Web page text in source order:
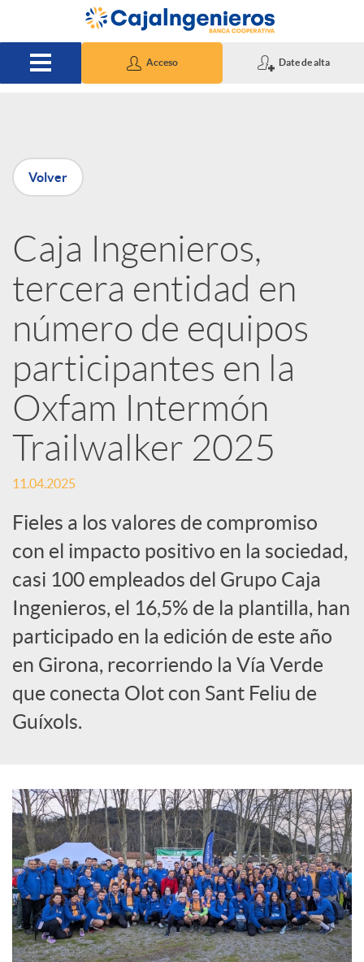
Saltar al contenido principal
Acceso Date de alta
P
u
b
l
i
c
a
d
o
r
d
e
o
n
t
Volver
Caja Ingenieros,
tercera entidad en
número de equipos
participantes en la
Oxfam Intermón
Trailwalker 2025
11.04.2025
Fieles a los valores de compromiso
con el impacto positivo en la sociedad,
casi 100 empleados del Grupo Caja
Ingenieros, el 16,5% de la plantilla, han
participado en la edición de este año
en Girona, recorriendo la Vía Verde
que conecta Olot con Sant Feliu de
Guíxols.